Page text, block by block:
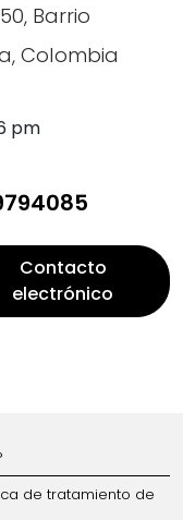
Barrio
Colombia
pm
Contacto
electrónico
de tratamiento de